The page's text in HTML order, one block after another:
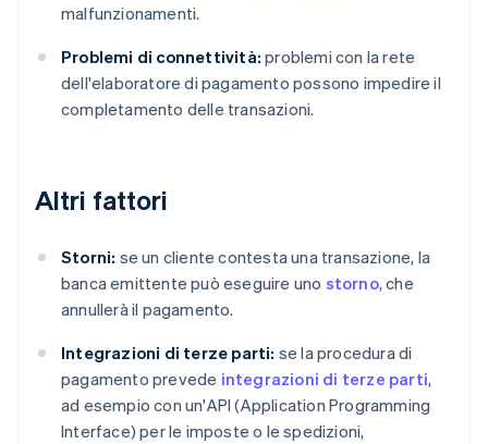
malfunzionamenti.
Problemi di connettività: problemi con la rete
dell'elaboratore di pagamento possono impedire il
completamento delle transazioni.
Altri fattori
Storni: se un cliente contesta una transazione, la
banca emittente può eseguire uno storno, che
annullerà il pagamento.
Integrazioni di terze parti: se la procedura di
pagamento prevede integrazioni di terze parti,
ad esempio con un'API (Application Programming
Interface) per le imposte o le spedizioni,